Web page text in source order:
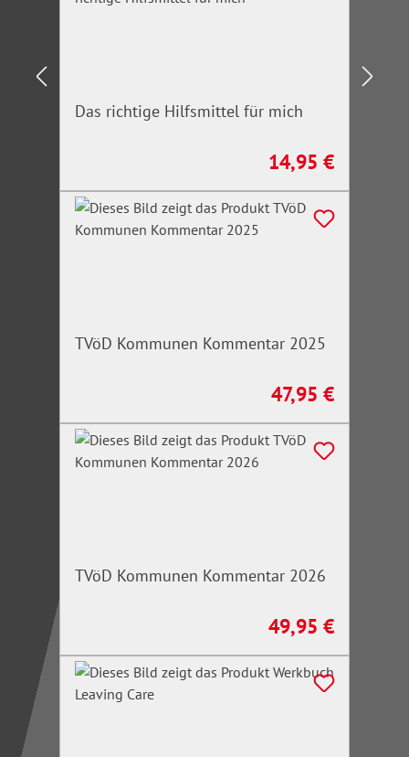
Das richtige Hilfsmittel für mich
Regulärer Preis:
14,95 €
TVöD Kommunen Kommentar 2025
Regulärer Preis:
47,95 €
TVöD Kommunen Kommentar 2026
Regulärer Preis:
49,95 €